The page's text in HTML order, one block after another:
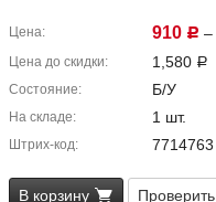
Цена 910 Р –
Цена до скидки 1,580 Р
Состояние Б/У
На складе 1 шт.
Штрих-код 7714763
В корзину